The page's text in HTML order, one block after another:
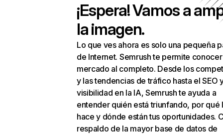
¡Espera! Vamos a
la imagen.
Lo que ves ahora es solo una pequeña
de Internet. Semrush te permite
mercado al completo. Desde los
y las tendencias de tráfico hasta el SEO
visibilidad en la IA, Semrush te ayuda a
entender quién está triunfando, por qué
hace y dónde están tus oportunidades.
respaldo de la mayor base de datos de